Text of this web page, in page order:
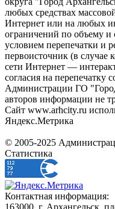
любых средствах
Интернет или на любых
ограничений по объему
условием перепечатки и
первоисточник (в случае
сети Интернет —
согласия на перепечатку
Администрации ГО
авторов информации не
Сайт www.arhcity.ru
Яндекс.Метрика
© 2005-2025
Статистика
Контактная информация:
163000, г. Архангельск,